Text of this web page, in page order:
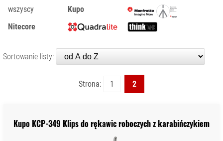
KONTAKT
wszyscy
Kupo
Nitecore
Sortowanie listy:
Strona: 1 2
Kupo KCP-349 Klips do rękawic roboczych z karabińczykiem
FILTRY
GIMBALE/
STABILIZATORY
KAMERY CYFROWE
I SPORTOWE
LAMPY BŁYSKOWE